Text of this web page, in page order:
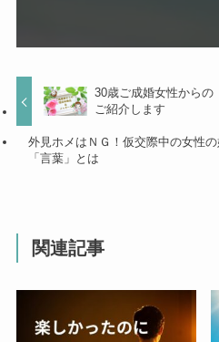
30歳ご成婚女性からの
ご紹介します
外見ホメはＮＧ！仮交際中の女性
「言葉」とは
関連記事